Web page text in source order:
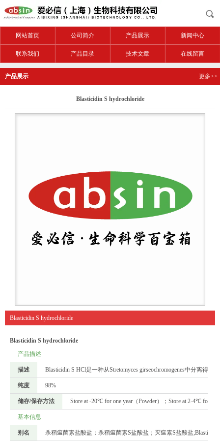
网站首页 公司简介 产品展示 新闻中心
联系我们 产品目录 技术文章 在线留言
产品展示 更多>>
Blasticidin S hydrochloride
Blasticidin S hydrochloride
Blasticidin S hydrochloride
产品描述
描述 Blasticidin S HCl是一种从Stretomyces girseochromogenes中分离
纯度 98%
储存/保存方法 Store at -20℃ for one year（Powder）；Store at 2-4℃ for
基本信息
别名 杀稻瘟菌素盐酸盐；杀稻瘟菌素S盐酸盐；灭瘟素S盐酸盐